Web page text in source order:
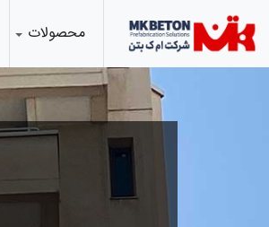
to
content
محصولات